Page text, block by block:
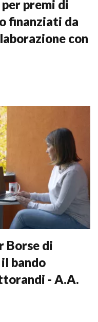
premi di
finanziati da
con
Borse di
bando
- A.A.